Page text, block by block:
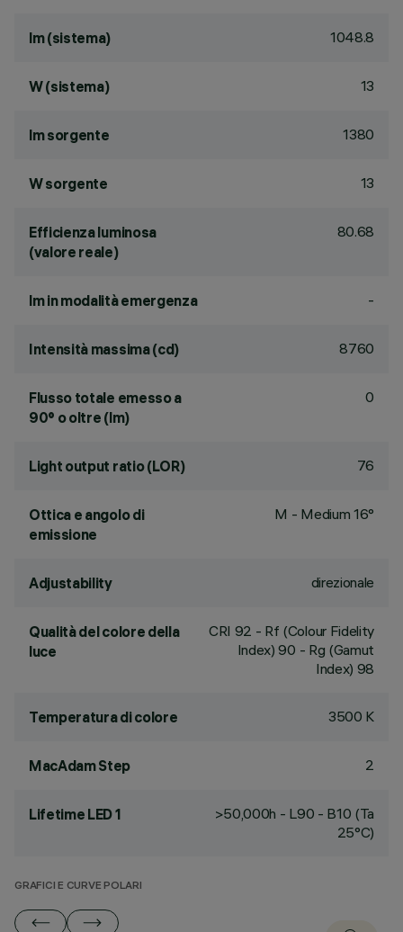
lm (sistema) 1048.8
W (sistema) 13
lm sorgente 1380
W sorgente 13
Efficienza luminosa
(valore reale)
80.68
lm in modalità emergenza -
Intensità massima (cd) 8760
Flusso totale emesso a
90° o oltre (lm)
0
Light output ratio (LOR) 76
Ottica e angolo di
emissione
M - Medium 16°
Adjustability direzionale
Qualità del colore della
luce
CRI 92 - Rf (Colour Fidelity
Index) 90 - Rg (Gamut
Index) 98
Temperatura di colore 3500 K
MacAdam Step 2
Lifetime LED 1
>50,000h - L90 - B10 (Ta
25°C)
GRAFICI E CURVE POLARI